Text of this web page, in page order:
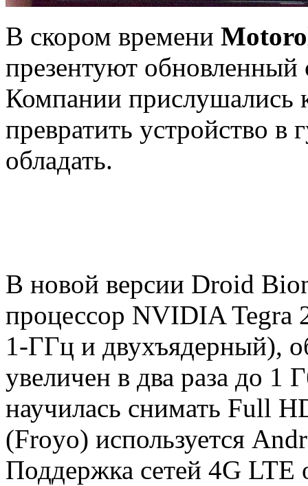
В скором времени
презентуют
Компании прислушались
превратить устройство в
обладать.
В новой версии Droid
процессор NVIDIA Tegra
1-ГГц и двухъядерный),
увеличен в два раза до
научилась снимать Full
(Froyo) используется
Поддержка сетей 4G LTE